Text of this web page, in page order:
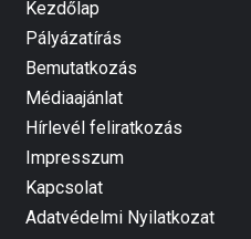
Kezdőlap
Pályázatírás
Bemutatkozás
Médiaajánlat
Hírlevél feliratkozás
Impresszum
Kapcsolat
Adatvédelmi Nyilatkozat